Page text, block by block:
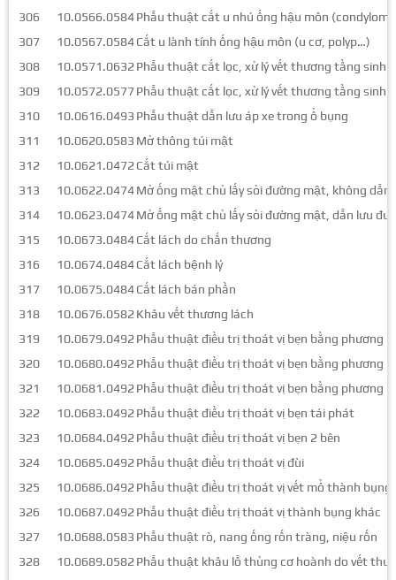
306
10.0566.0584Phẫu thuật cắt u nhú ống hậu môn
307
10.0567.0584Cắt u lành tính ống hậu môn (u cơ, polyp…)
308
10.0571.0632 Phẫu thuật cắt lọc, xử lý vết thương tầng sinh
309
10.0572.0577Phẫu thuật cắt lọc, xử lý vết thương tầng sinh
310
10.0616.0493 Phẫu thuật dẫn lưu áp xe trong ổ bụng
311
10.0620.0583 Mở thông túi mật
312
10.0621.0472 Cắt túi mật
313
10.0622.0474Mở ống mật chủ lấy sỏi đường mật, không dẫn
314
10.0623.0474Mở ống mật chủ lấy sỏi đường mật, dẫn lưu
315
10.0673.0484Cắt lách do chấn thương
316
10.0674.0484Cắt lách bệnh lý
317
10.0675.0484Cắt lách bán phần
318
10.0676.0582 Khâu vết thương lách
319
10.0679.0492 Phẫu thuật điều trị thoát vị bẹn bằng phương
320
10.0680.0492 Phẫu thuật điều trị thoát vị bẹn bằng phương
321
10.0681.0492 Phẫu thuật điều trị thoát vị bẹn bằng phương
322
10.0683.0492 Phẫu thuật điều trị thoát vị bẹn tái phát
323
10.0684.0492 Phẫu thuật điều trị thoát vị bẹn 2 bên
324
10.0685.0492 Phẫu thuật điều trị thoát vị đùi
325
10.0686.0492 Phẫu thuật điều trị thoát vị vết mổ thành bụng
326
10.0687.0492 Phẫu thuật điều trị thoát vị thành bụng khác
327
10.0688.0583 Phẫu thuật rò, nang ống rốn tràng, niệu rốn
328
10.0689.0582 Phẫu thuật khâu lỗ thủng cơ hoành do vết